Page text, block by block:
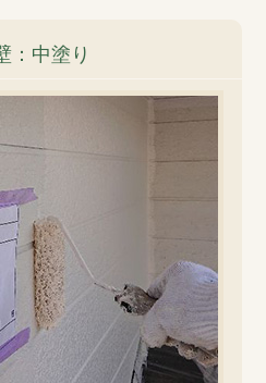
：中塗り